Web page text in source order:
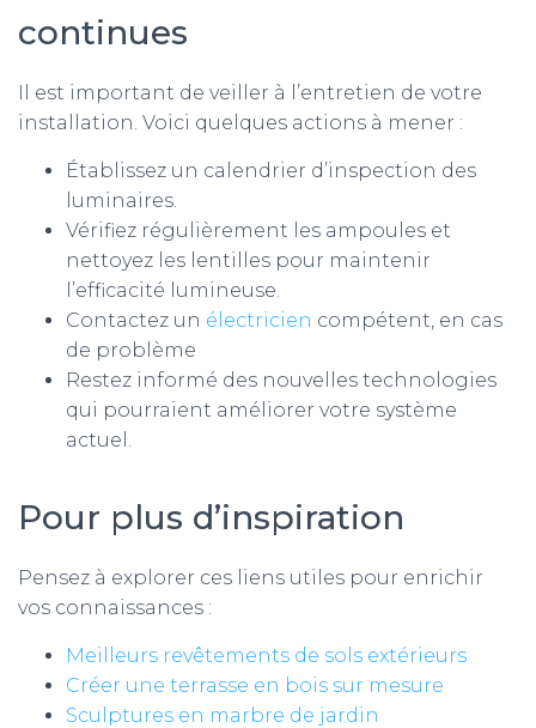
continues
Il est important de veiller à l’entretien de votre
installation. Voici quelques actions à mener :
Établissez un calendrier d’inspection des
luminaires.
Vérifiez régulièrement les ampoules et
nettoyez les lentilles pour maintenir
l’efficacité lumineuse.
Contactez un électricien compétent, en cas
de problème
Restez informé des nouvelles technologies
qui pourraient améliorer votre système
actuel.
Pour plus d’inspiration
Pensez à explorer ces liens utiles pour enrichir
vos connaissances :
Meilleurs revêtements de sols extérieurs
Créer une terrasse en bois sur mesure
Sculptures en marbre de jardin